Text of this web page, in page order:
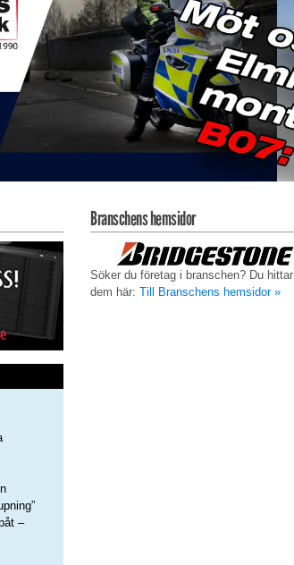
–
Branschens hemsidor
Söker du företag i branschen? Du hittar
dem här: Till Branschens hemsidor »